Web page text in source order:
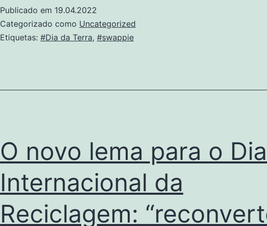
Publicado em 19.04.2022
Categorizado como Uncategorized
Etiquetas: #Dia da Terra, #swappie
O novo lema para o Dia
Internacional da
Reciclagem: